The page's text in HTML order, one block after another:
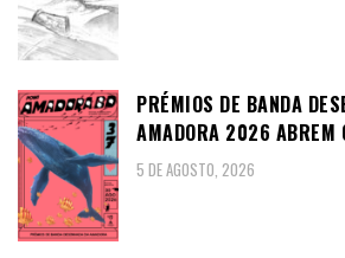
PRÉMIOS DE BANDA
AMADORA 2026 ABREM
5 DE AGOSTO, 2026